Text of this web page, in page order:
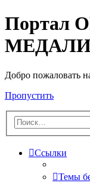
Портал
Добро пожаловать
Пропустить
Ссылки
Темы